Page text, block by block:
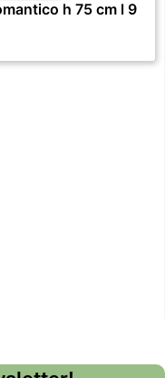
h 75 cm l 9